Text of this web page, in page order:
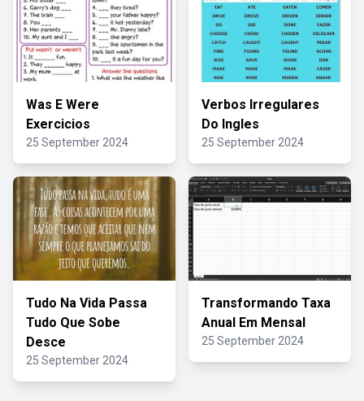
Was E Were
Exercicios
25 September 2024
Verbos Irregulares
Do Ingles
25 September 2024
Tudo Na Vida Passa
Tudo Que Sobe
Desce
25 September 2024
Transformando Taxa
Anual Em Mensal
25 September 2024